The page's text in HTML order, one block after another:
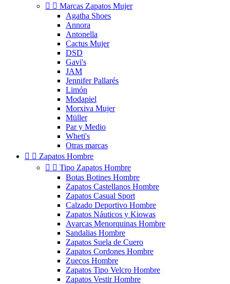
  Marcas Zapatos Mujer
Agatha Shoes
Annora
Antonella
Cactus Mujer
DSD
Gavi's
JAM
Jennifer Pallarés
Limón
Modapiel
Morxiva Mujer
Müller
Par y Medio
Wheti's
Otras marcas
  Zapatos Hombre
  Tipo Zapatos Hombre
Botas Botines Hombre
Zapatos Castellanos Hombre
Zapatos Casual Sport
Calzado Deportivo Hombre
Zapatos Náuticos y Kiowas
Avarcas Menorquinas Hombre
Sandalias Hombre
Zapatos Suela de Cuero
Zapatos Cordones Hombre
Zuecos Hombre
Zapatos Tipo Velcro Hombre
Zapatos Vestir Hombre